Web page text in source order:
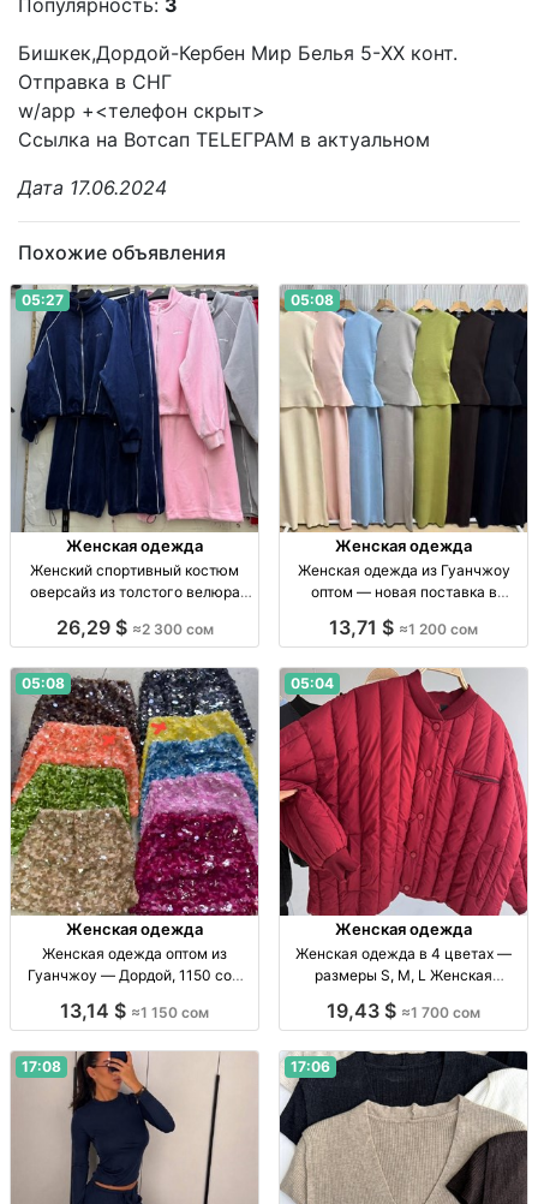
Бишкек,Дордой-Кербен Мир Белья 5-XX конт.
Отправка в СНГ
w/app +<телефон скрыт>
Ссылка на Вотсап TELEГРАМ в актуальном
Дата 17.06.2024
Похожие объявления
05:27
Женская одежда
Женский спортивный костюм
оверсайз из толстого велюра
oversize из толст. велюра, люкс,
26,29 $ ≈2 300 сом
05:08
Женская одежда
Женская одежда из Гуанчжоу
оптом — новая поставка в
из Гуанчжоу, высокое качество,
конт. 190/4
13,71 $ ≈1 200 сом
05:08
Женская одежда
Женская одежда оптом из
Гуанчжоу — Дордой, 1150 сом
Дордой АЗС Сев. 4, конт. 190/4,
13,14 $ ≈1 150 сом
05:04
Женская одежда
Женская одежда в 4 цветах —
размеры S, M, L Женская
новинка, собств. пр-во
19,43 $ ≈1 700 сом
17:08 17:06